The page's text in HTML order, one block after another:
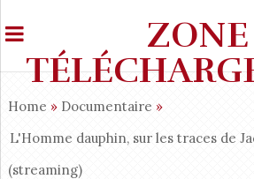
ZONE
Home » Documentaire »
L'Homme dauphin, sur les traces de
(streaming)